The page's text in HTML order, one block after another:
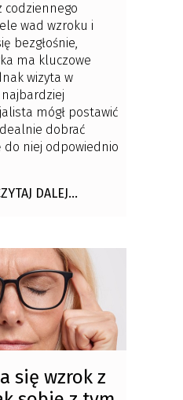
codziennego
wad wzroku i
bezgłośnie,
ma kluczowe
wizyta w
najbardziej
mógł postawić
dobrać
do niej odpowiednio
DALEJ...
się wzrok z